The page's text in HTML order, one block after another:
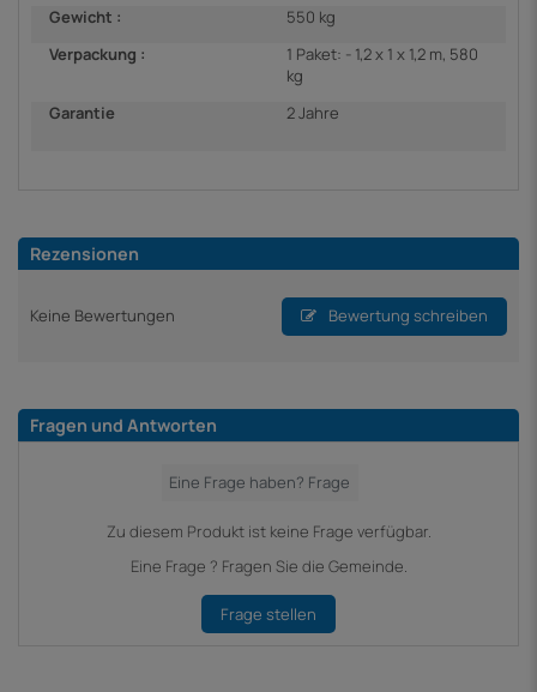
Gewicht :
550 kg
Verpackung :
1 Paket: - 1,2 x 1 x 1,2 m, 580
kg
Garantie
2 Jahre
Rezensionen
Keine Bewertungen Bewertung schreiben
Fragen und Antworten
Zu diesem Produkt ist keine Frage verfügbar.
Eine Frage ? Fragen Sie die Gemeinde.
Frage stellen